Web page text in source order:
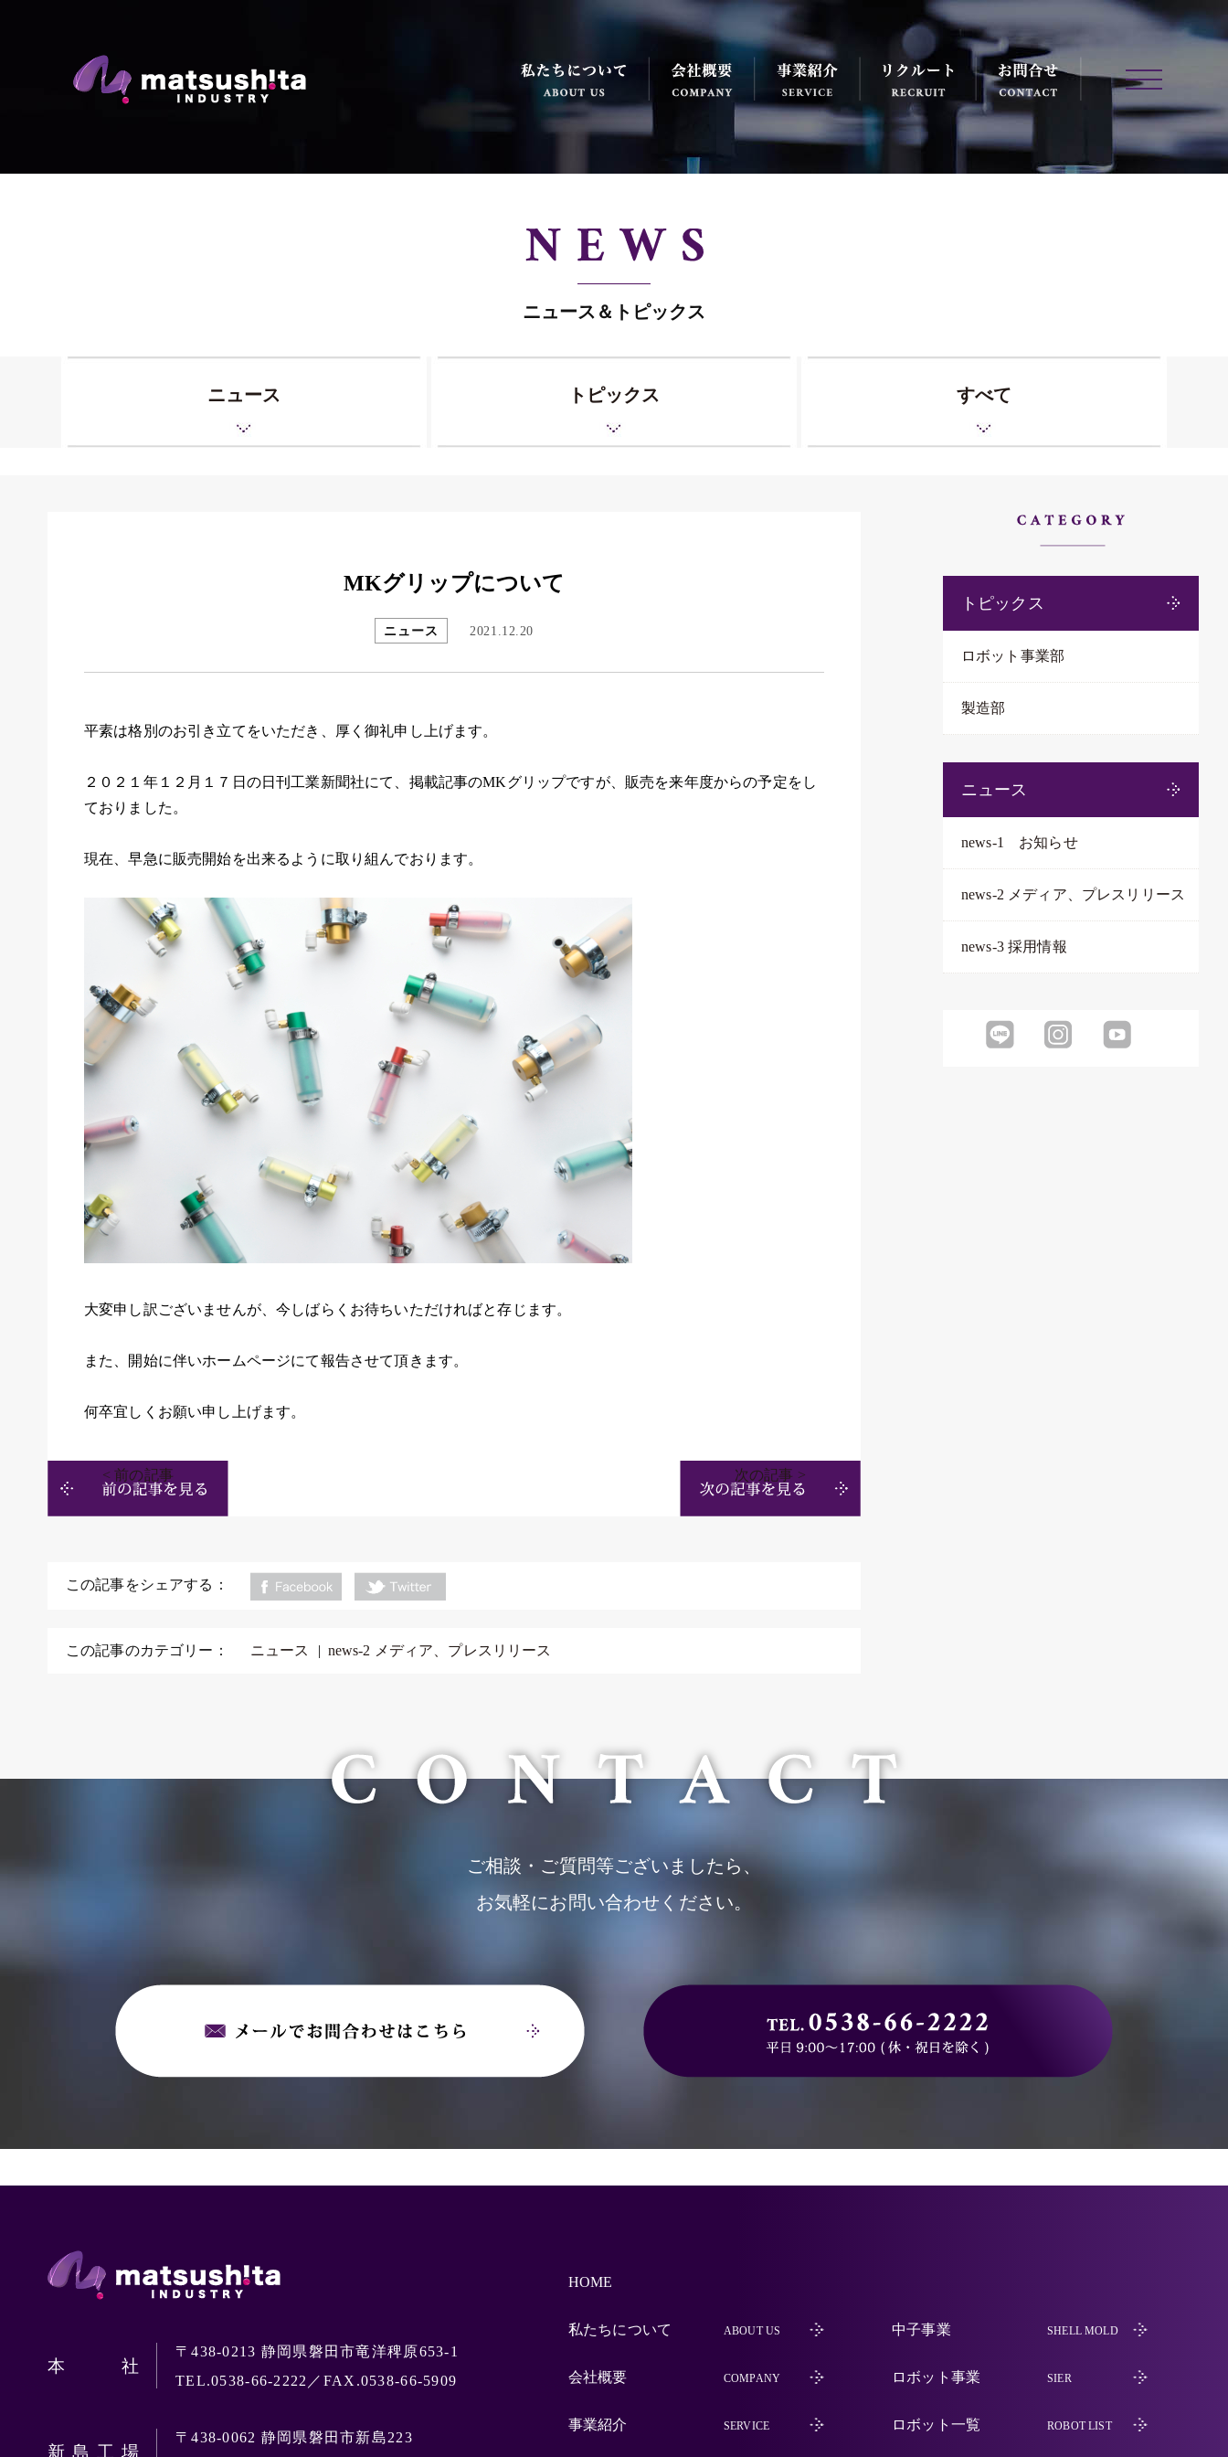
ニュース＆トピックス
私たちについて 会社概要 事業紹介 リクルート お問合せ
ニュース トピックス すべて
MKグリップについて
ニュース 2021.12.20
平素は格別のお引き立てをいただき、厚く御礼申し上げます。
２０２１年１２月１７日の日刊工業新聞社にて、掲載記事のMKグリップですが、販売を来年度からの予定をし
ておりました。
現在、早急に販売開始を出来るように取り組んでおります。
大変申し訳ございませんが、今しばらくお待ちいただければと存じます。
また、開始に伴いホームページにて報告させて頂きます。
何卒宜しくお願い申し上げます。
< 前の記事 次の記事 >
この記事をシェアする：
この記事のカテゴリー： ニュース news-2 メディア、プレスリリース
トピックス
ロボット事業部
製造部
ニュース
news-1 お知らせ
news-2 メディア、プレスリリース
news-3 採用情報
ご相談・ご質問等ございましたら、
お気軽にお問い合わせください。
お問合せフォーム
本社
〒438-0213 静岡県磐田市竜洋稗原653-1
TEL.0538-66-2222／FAX.0538-66-5909
新島工場
〒438-0062 静岡県磐田市新島223
HOME
私たちについて ABOUT US
会社概要 COMPANY
事業紹介 SERVICE
中子事業 SHELL MOLD
ロボット事業 SIER
ロボット一覧 ROBOT LIST